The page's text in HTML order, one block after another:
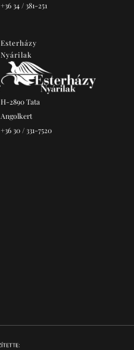
+36 34 / 381-251
Esterházy
Nyárilak
H-2890 Tata
Angolkert
+36 30 / 331-7520